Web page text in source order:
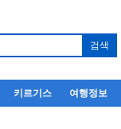
키르기스 여행정보